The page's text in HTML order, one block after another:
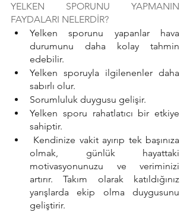
YELKEN SPORUNU YAPMANIN
FAYDALARI NELERDİR?
Yelken sporunu yapanlar hava
durumunu daha kolay tahmin
edebilir.
Yelken sporuyla ilgilenenler daha
sabırlı olur.
Sorumluluk duygusu gelişir.
Yelken sporu rahatlatıcı bir etkiye
sahiptir.
olmak, günlük hayattaki
motivasyonunuzu ve veriminizi
artırır. Takım olarak katıldığınız
yarışlarda ekip olma duygusunu
geliştirir.